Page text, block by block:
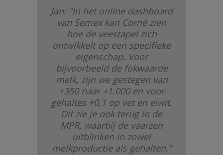
Jan: "In het online dashboard
van Semex kan Corné zien
hoe de veestapel zich
ontwikkelt op een specifieke
eigenschap. Voor
bijvoorbeeld de fokwaarde
melk, zijn we gestegen van
+350 naar +1.000 en voor
gehaltes +0,1 op vet en eiwit.
Dit zie je ook terug in de
MPR, waarbij de vaarzen
uitblinken in zowel
melkproductie als gehalten."